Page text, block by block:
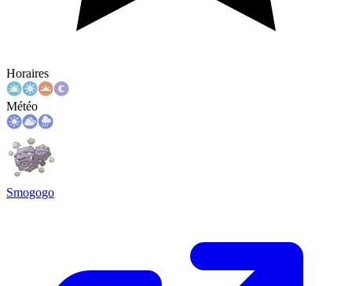
Horaires
Météo
Smogogo